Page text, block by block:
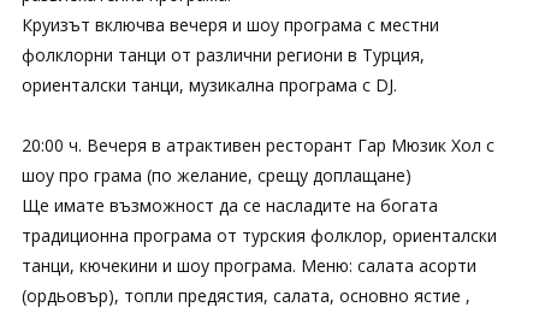
Круизът включва вечеря и шоу програма с местни
фолклорни танци от различни региони в Турция,
ориенталски танци, музикална програма с DJ.
20:00 ч. Вечеря в атрактивен ресторант Гар Мюзик Хол с
шоу про грама (по желание, срещу доплащане)
Ще имате възможност да се насладите на богата
традиционна програма от турския фолклор, ориенталски
танци, кючекини и шоу програма. Меню: салата асорти
(ордьовър), топли предястия, салата, основно ястие ,